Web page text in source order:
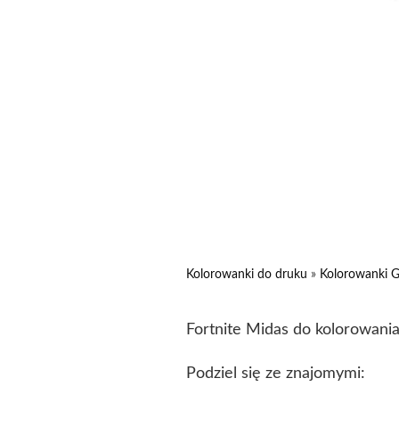
Kolorowanki do druku » Kolorowanki
Fortnite Midas do kolorowania
Podziel się ze znajomymi: